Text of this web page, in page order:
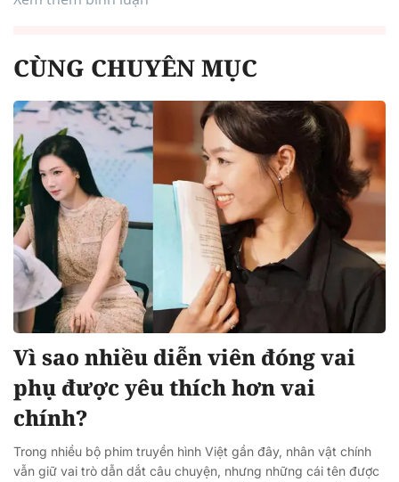
CÙNG CHUYÊN MỤC
Vì sao nhiều diễn viên đóng vai
phụ được yêu thích hơn vai
chính?
Trong nhiều bộ phim truyền hình Việt gần đây, nhân vật chính
vẫn giữ vai trò dẫn dắt câu chuyện, nhưng những cái tên được